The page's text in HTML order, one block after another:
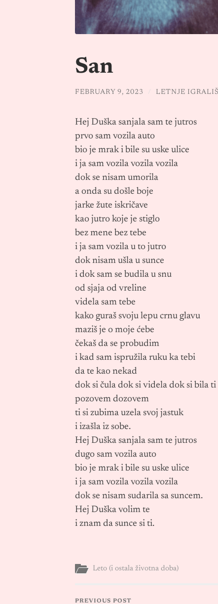
San
FEBRUARY 9, 2023 / LETNJE
Hej Duška sanjala sam te jutros
prvo sam vozila auto
bio je mrak i bile su uske ulice
i ja sam vozila vozila vozila
dok se nisam umorila
a onda su došle boje
jarke žute iskričave
kao jutro koje je stiglo
bez mene bez tebe
i ja sam vozila u to jutro
dok nisam ušla u sunce
i dok sam se budila u snu
od sjaja od vreline
videla sam tebe
kako guraš svoju lepu crnu glavu
maziš je o moje ćebe
čekaš da se probudim
i kad sam ispružila ruku ka tebi
da te kao nekad
dok si čula dok si videla dok si bila ti
pozovem dozovem
ti si zubima uzela svoj jastuk
i izašla iz sobe.
Hej Duška sanjala sam te jutros
dugo sam vozila auto
bio je mrak i bile su uske ulice
i ja sam vozila vozila vozila
dok se nisam sudarila sa suncem.
Hej Duška volim te
i znam da sunce si ti.
Leto (i ostala životna doba)
PREVIOUS POST